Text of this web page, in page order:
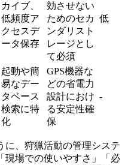
カイブ、
低頻度ア
クセスデ
ータ保存
効させない
ためのセカ
ンダリスト
レージとし
て必須
低
起動や簡
易なデー
タベース
検索に特
化
GPS機器な
どの省電力
設計におけ
る安定性確
保
-
に、狩猟活動の管理システ
現場での使いやすさ」「必